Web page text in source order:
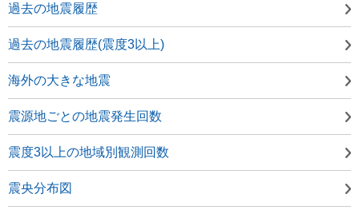
過去の地震履歴
過去の地震履歴(震度3以上)
海外の大きな地震
震源地ごとの地震発生回数
震度3以上の地域別観測回数
震央分布図